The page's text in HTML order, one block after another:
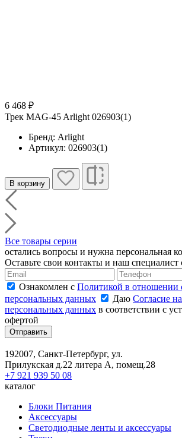
6 468 ₽
Трек MAG-45 Arlight 026903(1)
Бренд: Arlight
Артикул: 026903(1)
В корзину
Все товары серии
остались вопросы и нужна персональная
Оставьте свои контакты и наш специалист
Ознакомлен с Политикой в отношении
персональных данных
Даю Согласие
персональных данных в соответствии с
офертой
Отправить
192007, Санкт-Петербург, ул.
Прилукская д.22 литера А, помещ.28
+7 921 939 50 08
каталог
Блоки Питания
Аксессуары
Светодиодные ленты и аксессуары